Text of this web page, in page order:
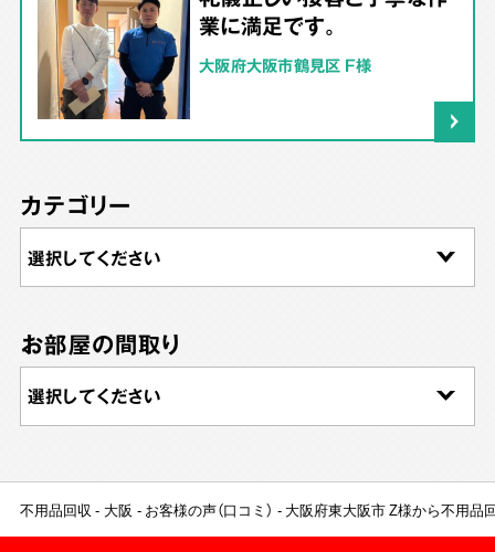
業に満足です。
大阪府大阪市鶴見区 F様
カテゴリー
お部屋の間取り
不用品回収 大阪 お客様の声（口コミ） 大阪府東大阪市 Z様から不用品